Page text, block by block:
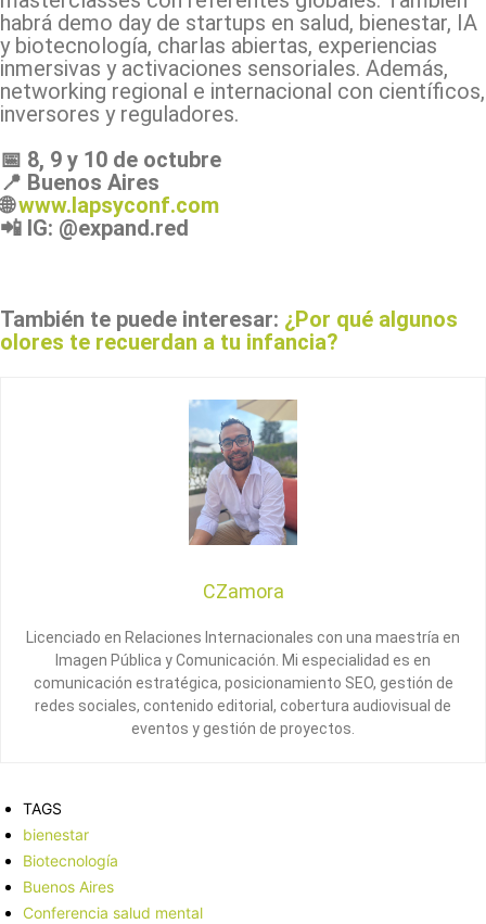
habrá demo day de startups en salud, bienestar, IA
y biotecnología, charlas abiertas, experiencias
inmersivas y activaciones sensoriales. Además,
networking regional e internacional con científicos,
inversores y reguladores.
📅 8, 9 y 10 de octubre
📍 Buenos Aires
🌐 www.lapsyconf.com
📲 IG: @expand.red
También te puede interesar: ¿Por qué algunos
olores te recuerdan a tu infancia?
CZamora
Licenciado en Relaciones Internacionales con una maestría en
Imagen Pública y Comunicación. Mi especialidad es en
comunicación estratégica, posicionamiento SEO, gestión de
redes sociales, contenido editorial, cobertura audiovisual de
eventos y gestión de proyectos.
TAGS
bienestar
Biotecnología
Buenos Aires
Conferencia salud mental